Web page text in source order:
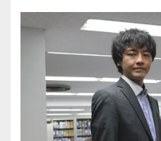
性を磨けます】
会計業界はいずれコン
変わられる職業と言わ
その中で生き残るため
ーターやAIにはできな
ーション力を磨くこと。
2021年6月にオープン
新宿オフィスの精鋭ス
ーとして運営をスター
都心部ということもあ
術を取り扱うお客様が
20代が中心となってお
事業拡大、新規顧客の
フを募集しています。
顧客も幅広く対応して
までの経験を生かしな
ップを目指すことがで
も、実務を通しての学